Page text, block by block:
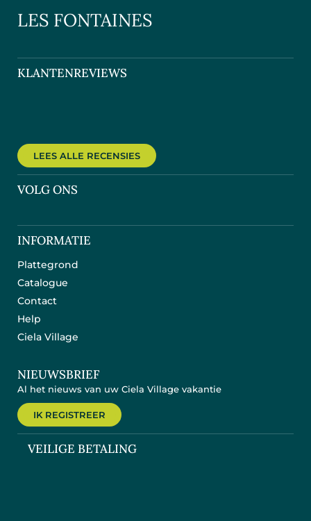
LES FONTAINES
KLANTENREVIEWS
LEES ALLE RECENSIES
VOLG ONS
INFORMATIE
Plattegrond
Catalogue
Contact
Help
Ciela Village
NIEUWSBRIEF
Al het nieuws van uw Ciela Village vakantie
IK REGISTREER
VEILIGE BETALING